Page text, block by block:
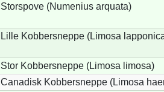
Storspove (Numenius arquata)
Lille Kobbersneppe (Limosa
Stor Kobbersneppe (Limosa limosa)
Canadisk Kobbersneppe (Limosa